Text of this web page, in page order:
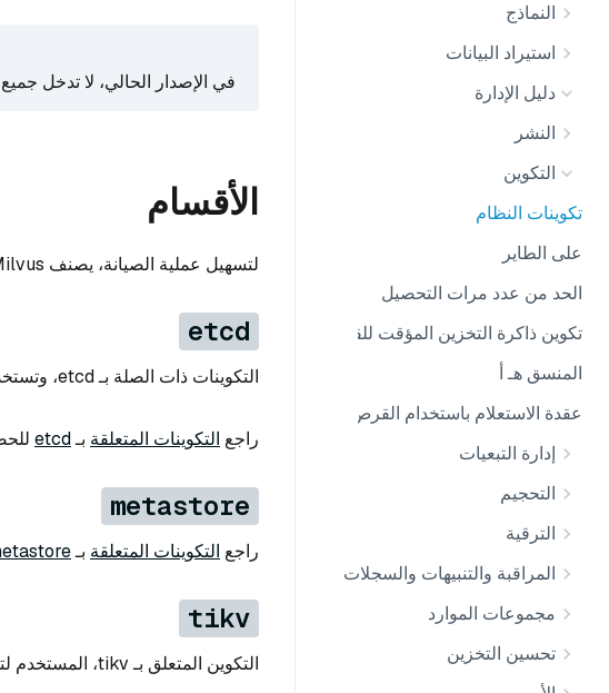
النماذج
استيراد البيانات
دليل الإدارة
النشر
التكوين
تكوينات النظام
على الطاير
الحد من عدد مرات التحصيل
تكوين ذاكرة التخزين المؤقت للقطع المقطوعة
المنسق هـ أ
عقدة الاستعلام باستخدام القرص المحلي
إدارة التبعيات
التحجيم
الترقية
المراقبة والتنبيهات والسجلات
مجموعات الموارد
تحسين التخزين
في الإصدار الحالي، لا تدخل
الأقسام
لتسهيل عملية الصيانة، يصنف Milvus تكويناته إلى أقسام %s استناداً إلى مكوناته وتوابعه واستخدامه العام.
etcd
التكوينات ذات الصلة بـ etcd، وتستخدم لتخزين البيانات الوصفية لـ Milvus واكتشاف الخدمة.
راجع التكوينات المتعلقة بـetcd
metastore
راجع التكوينات المتعلقة بـ
tikv
التكوين المتعلق بـ tikv، المستخدم لتخزين البيانات الوصفية لـ Milvus.